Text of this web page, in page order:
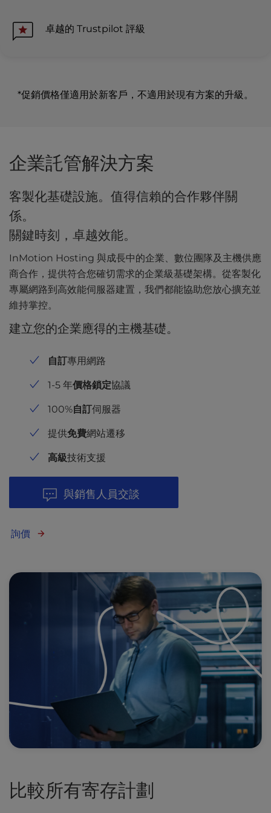
卓越的 Trustpilot 評級
*促銷價格僅適用於新客戶，不適用於現有方案的升級。
企業託管解決方案
客製化基礎設施。值得信賴的合作夥伴關
係。
關鍵時刻，卓越效能。
InMotion Hosting 與成長中的企業、數位團隊及主機供應
商合作，提供符合您確切需求的企業級基礎架構。從客製化
專屬網路到高效能伺服器建置，我們都能協助您放心擴充並
維持掌控。
建立您的企業應得的主機基礎。
自訂專用網路
1-5 年價格鎖定協議
100%自訂伺服器
提供免費網站遷移
高級技術支援
與銷售人員交談
詢價
比較所有寄存計劃